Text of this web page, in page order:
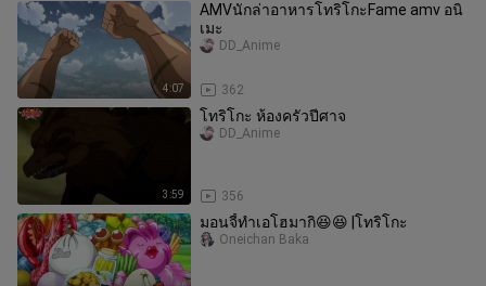
4:07
AMVนักล่าอาหารโทริโกะFame amv อนิ
เมะ
362
DD_Anime
3:59
โทริโกะ ห้องครัวปีศาจ
356
DD_Anime
มอนจี้ทำเอโฮมากิ😆😆 |โทริโกะ
Oneichan Baka